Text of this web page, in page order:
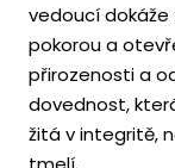
vedoucí dokáže
pokorou a
přirozenosti a
dovednost,
žitá v integritě,